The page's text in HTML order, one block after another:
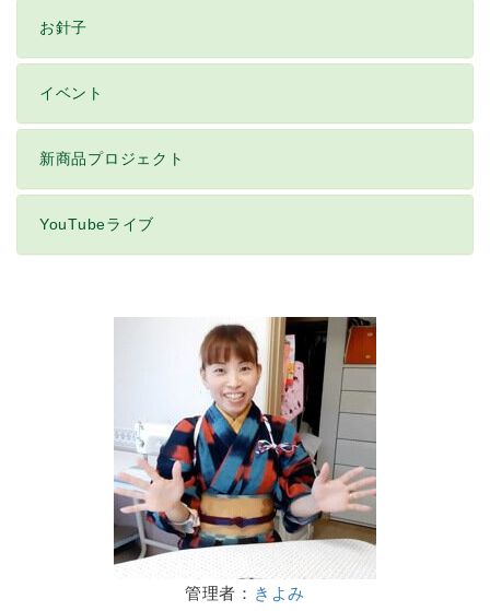
お針子
イベント
新商品プロジェクト
YouTubeライブ
管理者： きよみ